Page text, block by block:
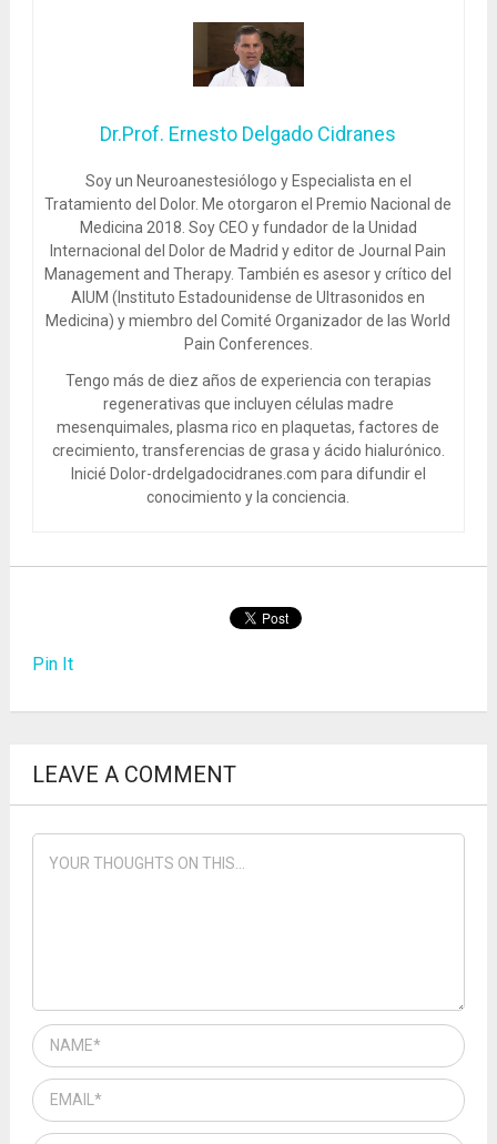
Dr.Prof. Ernesto Delgado Cidranes
Soy un Neuroanestesiólogo y Especialista en el
Tratamiento del Dolor. Me otorgaron el Premio Nacional de
Medicina 2018. Soy CEO y fundador de la Unidad
Internacional del Dolor de Madrid y editor de Journal Pain
Management and Therapy. También es asesor y crítico del
AIUM (Instituto Estadounidense de Ultrasonidos en
Medicina) y miembro del Comité Organizador de las World
Pain Conferences.
Tengo más de diez años de experiencia con terapias
regenerativas que incluyen células madre
mesenquimales, plasma rico en plaquetas, factores de
crecimiento, transferencias de grasa y ácido hialurónico.
Inicié Dolor-drdelgadocidranes.com para difundir el
conocimiento y la conciencia.
Pin It
LEAVE A COMMENT